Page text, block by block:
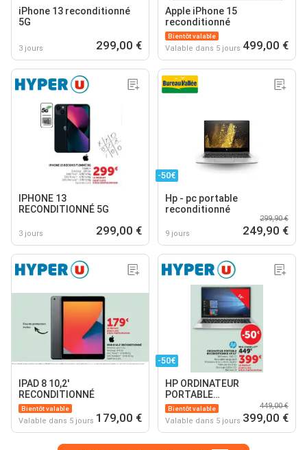
iPhone 13 reconditionné
5G
3 jours 299,00 €
Apple iPhone 15
reconditionné
Bientôt valable
Valable dans 5 jours 499,00 €
IPHONE 13
RECONDITIONNÉ 5G
3 jours 299,00 €
-50€
Hp - pc portable
reconditionné
9 jours
299,90 €
249,90 €
IPAD 8 10,2'
RECONDITIONNÉ
Bientôt valable
Valable dans 5 jours 179,00 €
-50€
HP ORDINATEUR
PORTABLE
RECONDITIONNE
Bientôt valable
Valable dans 5 jours
449,00 €
399,00 €